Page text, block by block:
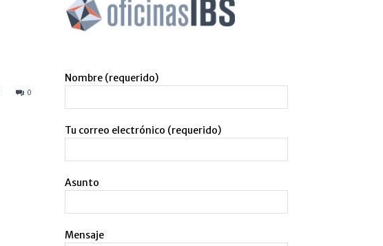
0
Nombre (requerido)
Tu correo electrónico (requerido)
Asunto
Mensaje